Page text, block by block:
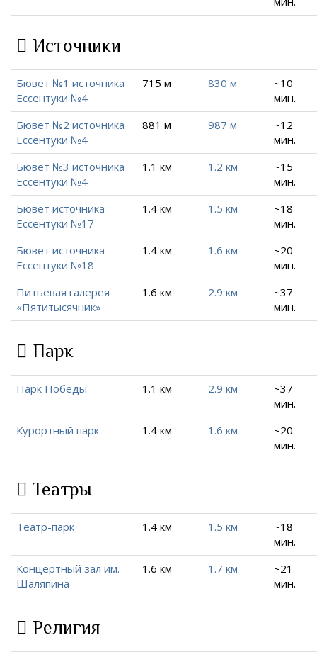
Источники
Бювет №1 источника
Ессентуки №4
715 м 830 м
~10
мин.
Бювет №2 источника
Ессентуки №4
881 м 987 м
~12
мин.
Бювет №3 источника
Ессентуки №4
1.1 км 1.2 км
~15
мин.
Бювет источника
Ессентуки №17
1.4 км 1.5 км
~18
мин.
Бювет источника
Ессентуки №18
1.4 км 1.6 км
~20
мин.
Питьевая галерея
«Пятитысячник»
1.6 км 2.9 км
~37
мин.
Парк
Парк Победы 1.1 км 2.9 км
~37
мин.
Курортный парк
1.4 км 1.6 км
~20
мин.
Театры
Театр-парк 1.4 км 1.5 км
~18
мин.
Концертный зал им.
Шаляпина
1.6 км 1.7 км
~21
мин.
Религия